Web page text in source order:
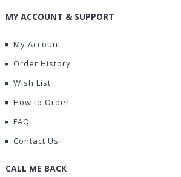
MY ACCOUNT & SUPPORT
My Account
Order History
Wish List
How to Order
FAQ
Contact Us
CALL ME BACK